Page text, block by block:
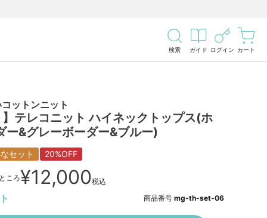
検索 ガイド ログイン カート
ットンニット
テレコニット ハイネックトップス(ホ
ー&グレーボーダー&ブルー)
セット 20%OFF
ころ¥12,000税込
商品番号 mg-th-set-06